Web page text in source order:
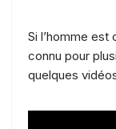
Si l’homme
connu pour
quelques